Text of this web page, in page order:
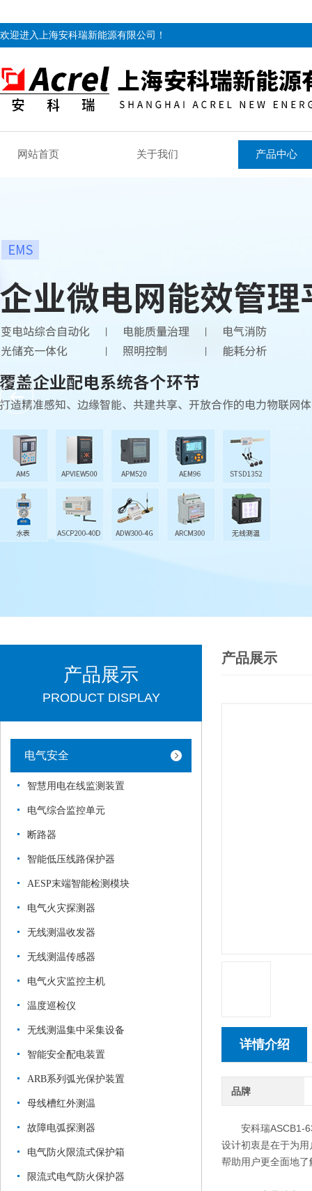
欢迎进入上海安科瑞新能源有限公司！
网站首页 关于我们 产品中心
产品展示
PRODUCT DISPLAY
电气安全
智慧用电在线监测装置
电气综合监控单元
断路器
智能低压线路保护器
AESP末端智能检测模块
电气火灾探测器
无线测温收发器
无线测温传感器
电气火灾监控主机
温度巡检仪
无线测温集中采集设备
智能安全配电装置
ARB系列弧光保护装置
母线槽红外测温
故障电弧探测器
电气防火限流式保护箱
限流式电气防火保护器
产品展示
详情介绍
品牌
安科瑞ASCB1-63-
设计初衷是在于为
帮助用户更全面地